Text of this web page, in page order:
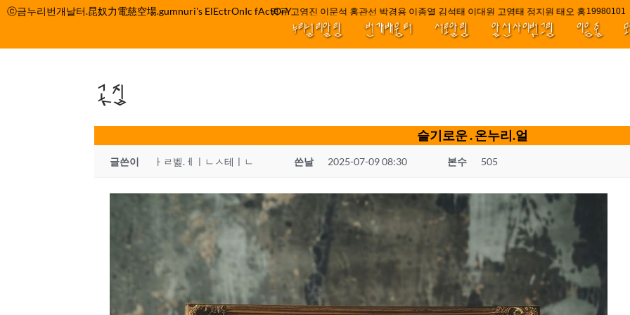
컨ⓒ금누리번개날터.昆奴力電慈空場.gumnuri's ElEctrOnIc fActOrY박정관 조명규 고영진 이문석 홍관선 박경용 이종열 김석태 이대원 고영태 정지원 태오 홍 최윤호
19980101
////
누리널리알림 번개배움터 서로알림 앞선사이벗그림 이음줄
곳집
슬기로운 . 온누리.얼
글쓴이 ㅏㄹ벭.ㅔㅣㄴㅅ테ㅣㄴ 쓴날 2025-07-09 08:30 본수 505